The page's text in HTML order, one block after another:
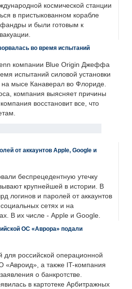
космической станции
в пристыкованном корабле
и были готовым к
во время испытаний
компании Blue Origin Джеффа
испытаний силовой установки
на мысе Канаверал во Флориде.
компания выясняет причины
восстановит все, что
от аккаунтов Apple, Google и
беспрецедентную утечку
крупнейшей в истории. В
логинов и паролей от аккаунтов
сетях и на
В их числе - Apple и Google.
ОС «Аврора» подали
для российской операционной
а также IT-компания
о банкротстве.
в картотеке Арбитражных